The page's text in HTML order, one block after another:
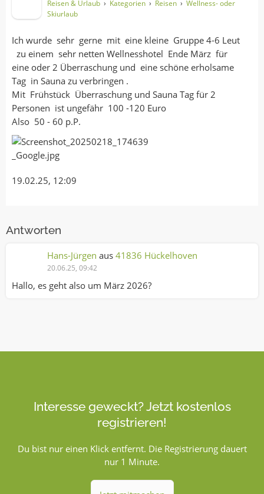
Reisen & Urlaub › Kategorien › Reisen › Wellness- oder
Skiurlaub
Ich wurde sehr gerne mit eine kleine Gruppe 4-6 Leut
zu einem sehr netten Wellnesshotel Ende März für
eine oder 2 Überraschung und eine schöne erholsame
Tag in Sauna zu verbringen .
Mit Frühstück Überraschung und Sauna Tag für 2
Personen ist ungefähr 100 -120 Euro
Also 50 - 60 p.P.
19.02.25, 12:09
Antworten
Hans-Jürgen aus 41836 Hückelhoven
20.06.25, 09:42
Hallo, es geht also um März 2026?
Interesse geweckt? Jetzt kostenlos
registrieren!
Du bist nur einen Klick entfernt. Die Registrierung dauert
nur 1 Minute.